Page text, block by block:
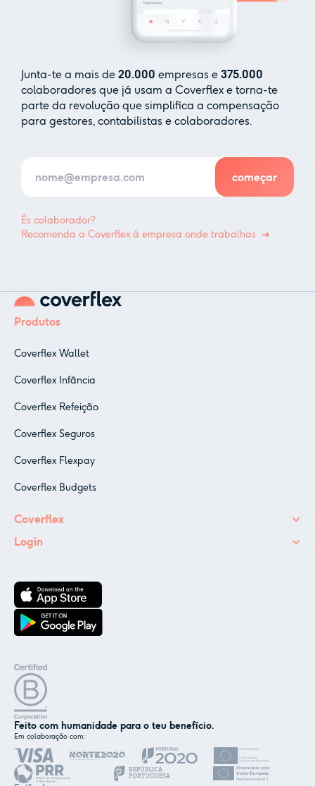
Junta-te a mais de 20.000 empresas e 375.000
colaboradores que já usam a Coverflex e torna-te
parte da revolução que simplifica a compensação
para gestores, contabilistas e colaboradores.
És colaborador?
Recomenda a Coverflex à empresa onde trabalhas
Produtos
Coverflex Wallet
Coverflex Infância
Coverflex Refeição
Coverflex Seguros
Coverflex Flexpay
Coverflex Budgets
Coverflex
Login
Feito com humanidade para o teu benefício.
Em colaboração com:
Nós e os nossos parceiros usamos cookies ou
tecnologias semelhantes, conforme